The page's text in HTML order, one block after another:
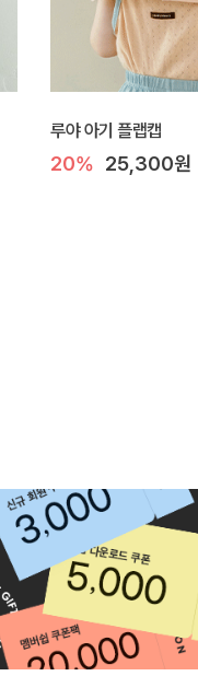
루야 아기 플랩캡
20% 25,300원